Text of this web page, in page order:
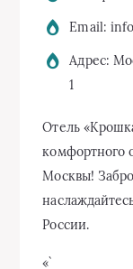
Email:
Адрес:
1
Отель
комфортного
Москвы!
России.
«`